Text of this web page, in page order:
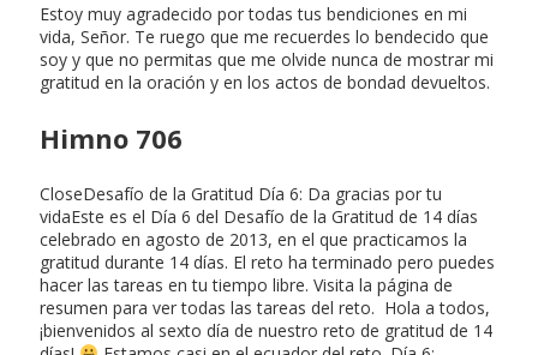
Estoy muy agradecido por todas tus bendiciones en mi
vida, Señor. Te ruego que me recuerdes lo bendecido que
soy y que no permitas que me olvide nunca de mostrar mi
gratitud en la oración y en los actos de bondad devueltos.
Himno 706
CloseDesafío de la Gratitud Día 6: Da gracias por tu
vidaEste es el Día 6 del Desafío de la Gratitud de 14 días
celebrado en agosto de 2013, en el que practicamos la
gratitud durante 14 días. El reto ha terminado pero puedes
hacer las tareas en tu tiempo libre. Visita la página de
resumen para ver todas las tareas del reto. Hola a todos,
¡bienvenidos al sexto día de nuestro reto de gratitud de 14